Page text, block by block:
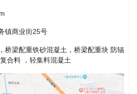
镇商业街25号
桥梁配重铁砂混凝土，桥梁配重块 防辐
合料 ，轻集料混凝土